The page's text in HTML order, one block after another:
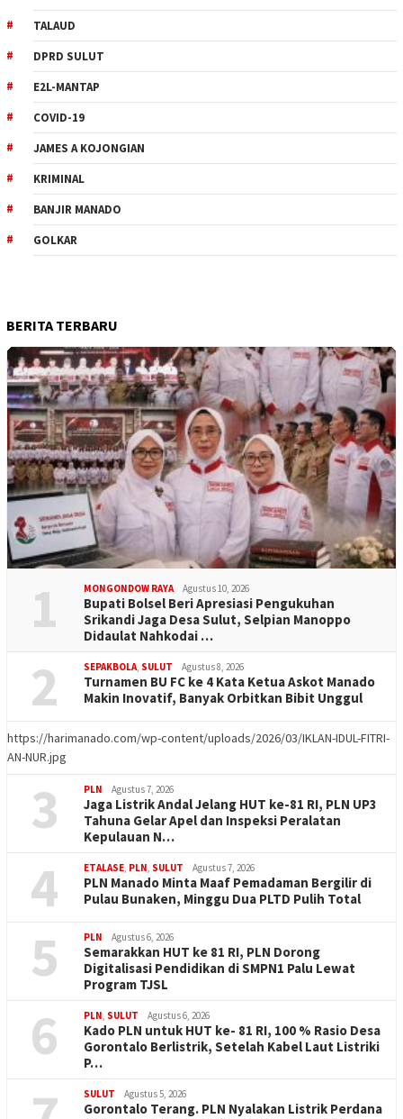
TALAUD
DPRD SULUT
E2L-MANTAP
COVID-19
JAMES A KOJONGIAN
KRIMINAL
BANJIR MANADO
GOLKAR
BERITA TERBARU
1 MONGONDOW RAYA Agustus 10, 2026
Bupati Bolsel Beri Apresiasi Pengukuhan
Srikandi Jaga Desa Sulut, Selpian Manoppo
Didaulat Nahkodai …
2 SEPAKBOLA, SULUT Agustus 8, 2026
Turnamen BU FC ke 4 Kata Ketua Askot Manado
Makin Inovatif, Banyak Orbitkan Bibit Unggul
https://harimanado.com/wp-content/uploads/2026/03/IKLAN-IDUL-FITRI-
AN-NUR.jpg
3 PLN Agustus 7, 2026
Jaga Listrik Andal Jelang HUT ke-81 RI, PLN UP3
Tahuna Gelar Apel dan Inspeksi Peralatan
Kepulauan N…
4 ETALASE, PLN, SULUT Agustus 7, 2026
PLN Manado Minta Maaf Pemadaman Bergilir di
Pulau Bunaken, Minggu Dua PLTD Pulih Total
5 PLN Agustus 6, 2026
Semarakkan HUT ke 81 RI, PLN Dorong
Digitalisasi Pendidikan di SMPN1 Palu Lewat
Program TJSL
6 PLN, SULUT Agustus 6, 2026
Kado PLN untuk HUT ke- 81 RI, 100 % Rasio Desa
Gorontalo Berlistrik, Setelah Kabel Laut Listriki
P…
SULUT Agustus 5, 2026
Gorontalo Terang. PLN Nyalakan Listrik Perdana